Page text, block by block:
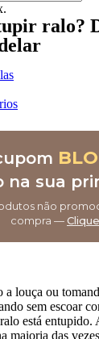
ralo?
na sua
não
compra —
a louça ou
sem escoar
está entupido.
maioria das